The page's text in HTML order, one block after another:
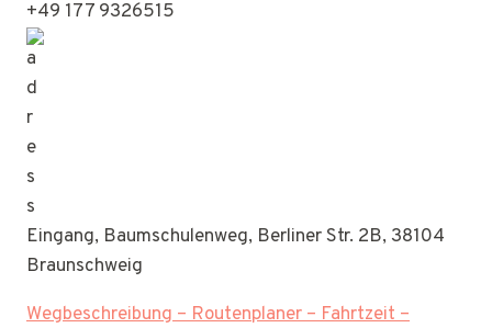
+49 177 9326515
Eingang, Baumschulenweg, Berliner Str. 2B, 38104
Braunschweig
Wegbeschreibung – Routenplaner – Fahrtzeit –